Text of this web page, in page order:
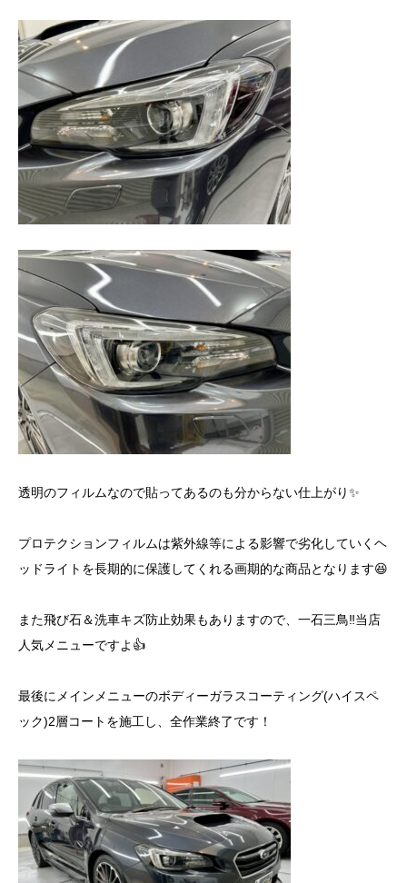
透明のフィルムなので貼ってあるのも分からない仕上がり✨
プロテクションフィルムは紫外線等による影響で劣化していくヘ
ッドライトを長期的に保護してくれる画期的な商品となります😆
また飛び石＆洗車キズ防止効果もありますので、一石三鳥‼️当店
人気メニューですよ👍
最後にメインメニューのボディーガラスコーティング(ハイスペ
ック)2層コートを施工し、全作業終了です！